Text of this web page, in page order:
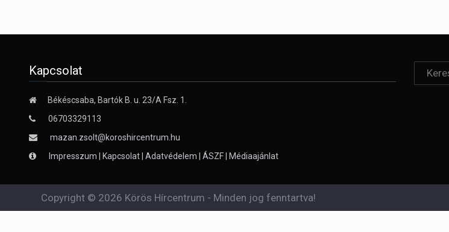
Kapcsolat
Békéscsaba, Bartók B. u. 23/A Fsz. 1.
06703329113
mazan.zsolt@koroshircentrum.hu
Impresszum | Kapcsolat| Adatvédelem | ÁSZF| Médiaajánlat
Copyright © 2026 Körös Hírcentrum - Minden jog fenntartva!